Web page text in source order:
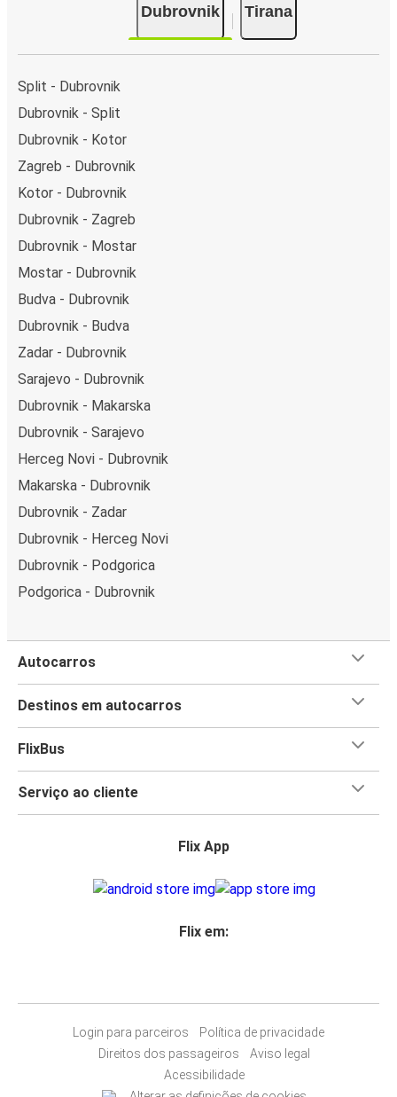
Dubrovnik Tirana
Split - Dubrovnik
Dubrovnik - Split
Dubrovnik - Kotor
Zagreb - Dubrovnik
Kotor - Dubrovnik
Dubrovnik - Zagreb
Dubrovnik - Mostar
Mostar - Dubrovnik
Budva - Dubrovnik
Dubrovnik - Budva
Zadar - Dubrovnik
Sarajevo - Dubrovnik
Dubrovnik - Makarska
Dubrovnik - Sarajevo
Herceg Novi - Dubrovnik
Makarska - Dubrovnik
Dubrovnik - Zadar
Dubrovnik - Herceg Novi
Dubrovnik - Podgorica
Podgorica - Dubrovnik
Autocarros
Destinos em autocarros
FlixBus
Serviço ao cliente
Flix App
Flix em:
Login para parceiros
Política de privacidade
Direitos dos passageiros
Aviso legal
Acessibilidade